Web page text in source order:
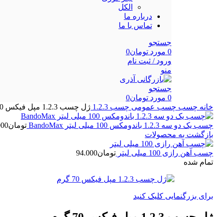
الکل
درباره ما
تماس با ما
جستجو
0 مورد تومان0
ورود / ثبت نام
منو
جستجو
0 مورد تومان0
خانه چسب چسب عمومی چسب 1.2.3 ژل چسب 1.2.3 مپل فیکس 70 گرم
چسب یک دو سه 1.2.3 باندومکس 100 میلی لیتر BandoMax تومان
بازگشت به محصولات
چسب آهن رازی 100 میلی لیتر تومان94.000
تمام شده
برای بزرگنمایی کلیک کنید